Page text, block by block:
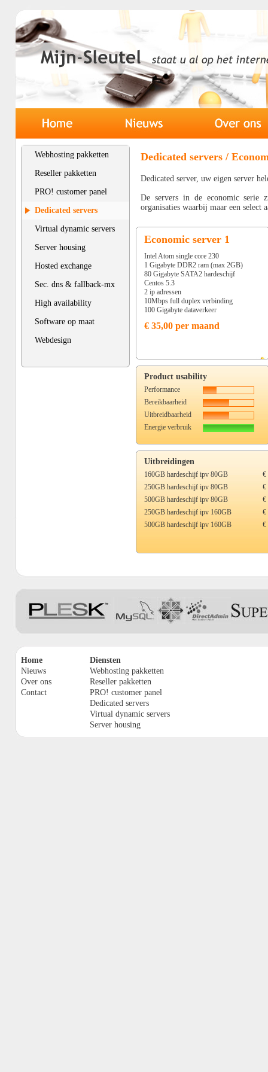
Webhosting pakketten
Reseller pakketten
PRO! customer panel
Dedicated servers
Virtual dynamic servers
Server housing
Hosted exchange
Sec. dns & fallback-mx
High availability
Software op maat
Webdesign
Dedicated servers /
Dedicated server, uw eigen server
De servers in de economic serie
organisaties waarbij maar een
Economic server 1
Intel Atom single core 230
1 Gigabyte DDR2 ram (max 2GB)
80 Gigabyte SATA2 hardeschijf
Centos 5.3
2 ip adressen
10Mbps full duplex verbinding
100 Gigabyte dataverkeer
€ 35,00 per maand
Product usability
Performance
Bereikbaarheid
Uitbreidbaarheid
Energie verbruik
Uitbreidingen
160GB hardeschijf ipv 80GB
€
250GB hardeschijf ipv 80GB
€
500GB hardeschijf ipv 80GB
€
250GB hardeschijf ipv 160GB
€
500GB hardeschijf ipv 160GB
€
Home
Diensten
Nieuws
Webhosting pakketten
Over ons
Reseller pakketten
Contact
PRO! customer panel
Dedicated servers
Virtual dynamic servers
Server housing